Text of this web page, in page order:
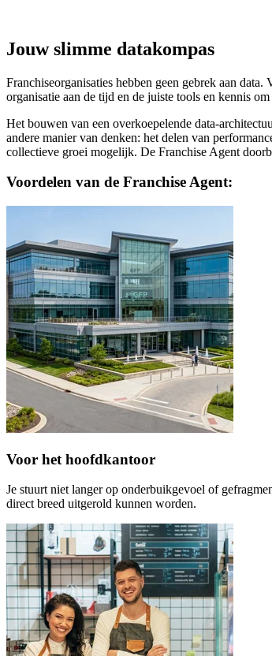
Jouw slimme datakompas
Franchiseorganisaties hebben geen gebrek aan
organisatie aan de tijd en de juiste tools en kennis
Het bouwen van een overkoepelende data-
andere manier van denken: het delen van
collectieve groei mogelijk. De Franchise Agent
Voordelen van de Franchise Agent:
Voor het hoofdkantoor
Je stuurt niet langer op onderbuikgevoel of
direct breed uitgerold kunnen worden.